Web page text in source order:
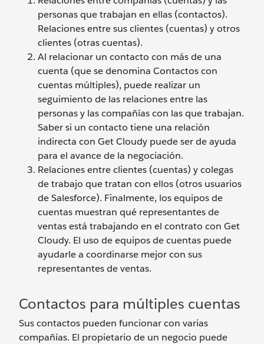
personas que trabajan en ellas (contactos).
Relaciones entre sus clientes (cuentas) y otros
clientes (otras cuentas).
Al relacionar un contacto con más de una
cuenta (que se denomina Contactos con
cuentas múltiples), puede realizar un
seguimiento de las relaciones entre las
personas y las compañías con las que trabajan.
Saber si un contacto tiene una relación
indirecta con Get Cloudy puede ser de ayuda
para el avance de la negociación.
Relaciones entre clientes (cuentas) y colegas
de trabajo que tratan con ellos (otros usuarios
de Salesforce). Finalmente, los equipos de
cuentas muestran qué representantes de
ventas está trabajando en el contrato con Get
Cloudy. El uso de equipos de cuentas puede
ayudarle a coordinarse mejor con sus
representantes de ventas.
Contactos para múltiples cuentas
Sus contactos pueden funcionar con varias
compañías. El propietario de un negocio puede